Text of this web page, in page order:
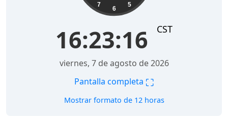
5
6
7
16:23:17 CST
viernes, 7 de agosto de 2026
Pantalla completa ⛶
Mostrar formato de 12 horas